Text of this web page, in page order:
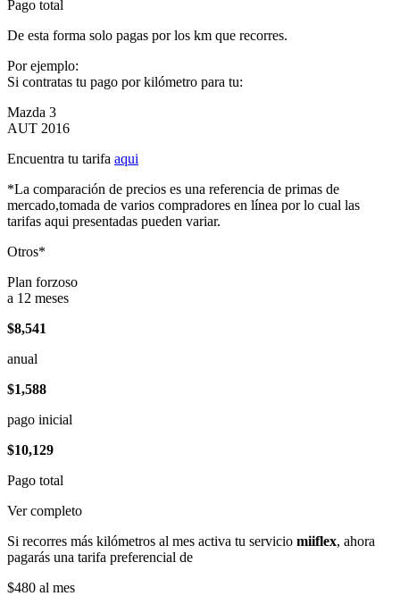
Pago total
De esta forma solo pagas por los km que recorres.
Por ejemplo:
Si contratas tu pago por kilómetro para tu:
Mazda 3
AUT 2016
Encuentra tu tarifa aqui
*La comparación de precios es una referencia de primas de
mercado,tomada de varios compradores en línea por lo cual las
tarifas aqui presentadas pueden variar.
Otros*
Plan forzoso
a 12 meses
$8,541
anual
$1,588
pago inicial
$10,129
Pago total
Ver completo
Si recorres más kilómetros al mes activa tu servicio miiflex, ahora
pagarás una tarifa preferencial de
$480 al mes